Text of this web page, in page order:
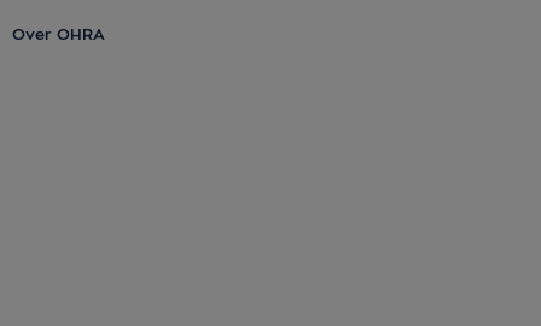
Over OHRA